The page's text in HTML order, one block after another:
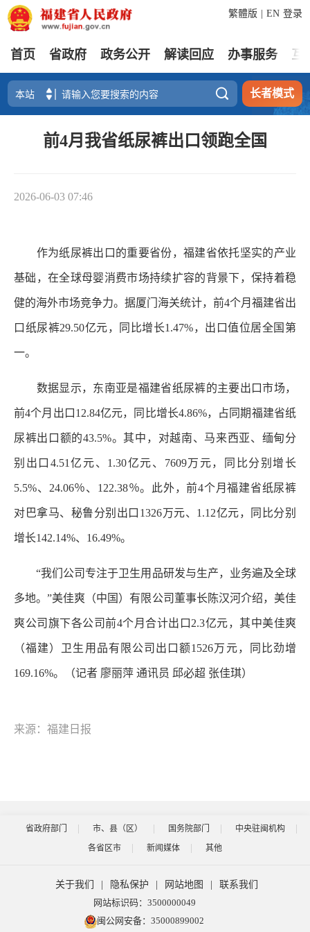
登录
繁體版 EN
首页 省政府 政务公开 解读回应 办事服务 互
 长者模式
前4月我省纸尿裤出口领跑全国
2026-06-03 07:46
作为纸尿裤出口的重要省份，福建省依托坚实的产业
基础，在全球母婴消费市场持续扩容的背景下，保持着稳
健的海外市场竞争力。据厦门海关统计，前4个月福建省出
口纸尿裤29.50亿元，同比增长1.47%，出口值位居全国第
一。
数据显示，东南亚是福建省纸尿裤的主要出口市场，
前4个月出口12.84亿元，同比增长4.86%，占同期福建省纸
尿裤出口额的43.5%。其中，对越南、马来西亚、缅甸分
别出口4.51亿元、1.30亿元、7609万元，同比分别增长
5.5%、24.06％、122.38％。此外，前4个月福建省纸尿裤
对巴拿马、秘鲁分别出口1326万元、1.12亿元，同比分别
增长142.14%、16.49%。
“我们公司专注于卫生用品研发与生产，业务遍及全球
多地。”美佳爽（中国）有限公司董事长陈汉河介绍，美佳
爽公司旗下各公司前4个月合计出口2.3亿元，其中美佳爽
（福建）卫生用品有限公司出口额1526万元，同比劲增
169.16%。（记者 廖丽萍 通讯员 邱必超 张佳琪）
来源：福建日报
省政府部门 市、县（区） 国务院部门
中央驻闽机构
各省区市
新闻媒体 其他
关于我们 隐私保护 网站地图
联系我们
网站标识码：3500000049
闽公网安备：35000899002